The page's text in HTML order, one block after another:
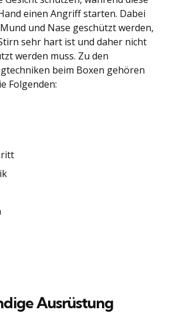
einen Angriff starten. Dabei
und Nase geschützt werden,
sehr hart ist und daher nicht
werden muss. Zu den
beim Boxen gehören
Folgenden:
Ausrüstung